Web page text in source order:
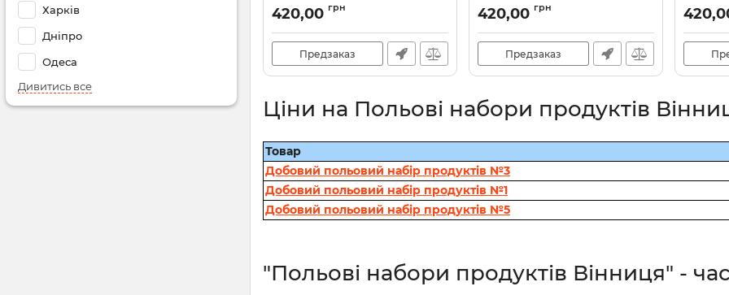
Харків
Дніпро
Одеса
Дивитись все
420,00 грн
Предзаказ
Артикул: 00002746
420,00 грн
Предзаказ
Артикул:
Ціни на Польові набори продуктів
Товар
Добовий польовий набір продуктів №3
Добовий польовий набір продуктів №1
Добовий польовий набір продуктів №5
"Польові набори продуктів Вінниця" -